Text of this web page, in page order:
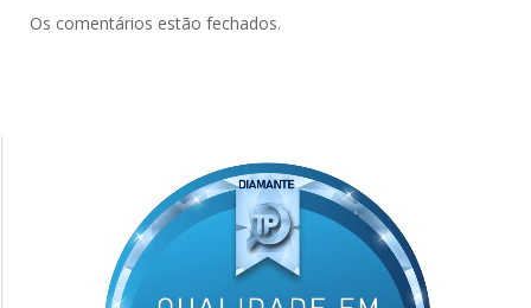
Os comentários estão fechados.